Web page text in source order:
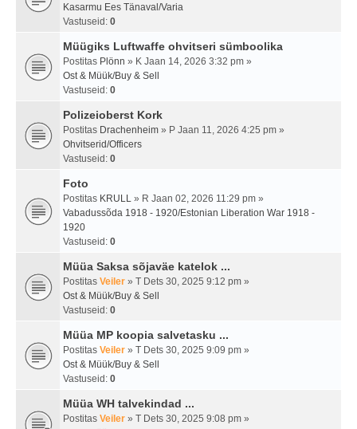
Kasarmu Ees Tänaval/Varia
Vastuseid: 0
Müügiks Luftwaffe ohvitseri sümboolika
Postitas Plönn » K Jaan 14, 2026 3:32 pm »
Ost & Müük/Buy & Sell
Vastuseid: 0
Polizeioberst Kork
Postitas Drachenheim » P Jaan 11, 2026 4:25 pm »
Ohvitserid/Officers
Vastuseid: 0
Foto
Postitas KRULL » R Jaan 02, 2026 11:29 pm »
Vabadussõda 1918 - 1920/Estonian Liberation War 1918 -
1920
Vastuseid: 0
Müüa Saksa sõjaväe katelok ...
Postitas Veiler » T Dets 30, 2025 9:12 pm »
Ost & Müük/Buy & Sell
Vastuseid: 0
Müüa MP koopia salvetasku ...
Postitas Veiler » T Dets 30, 2025 9:09 pm »
Ost & Müük/Buy & Sell
Vastuseid: 0
Müüa WH talvekindad ...
Postitas Veiler » T Dets 30, 2025 9:08 pm »